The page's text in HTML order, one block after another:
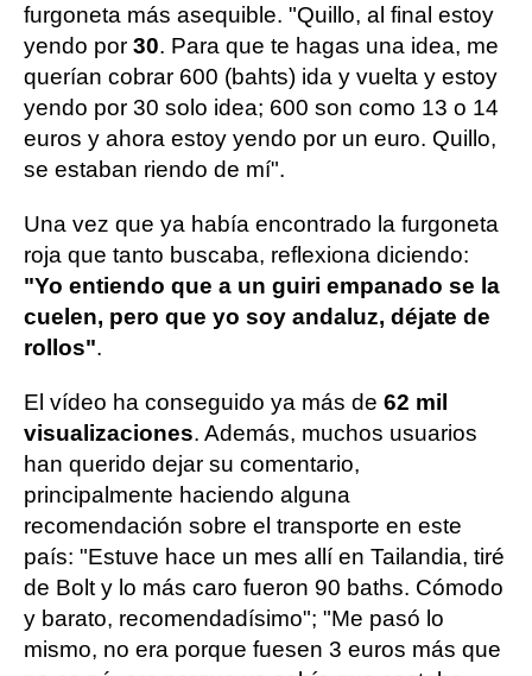
furgoneta más asequible. "Quillo, al final estoy
yendo por 30. Para que te hagas una idea, me
querían cobrar 600 (bahts) ida y vuelta y estoy
yendo por 30 solo idea; 600 son como 13 o 14
euros y ahora estoy yendo por un euro. Quillo,
se estaban riendo de mí".
Una vez que ya había encontrado la furgoneta
roja que tanto buscaba, reflexiona diciendo:
"Yo entiendo que a un guiri empanado se la
cuelen, pero que yo soy andaluz, déjate de
rollos".
El vídeo ha conseguido ya más de 62 mil
visualizaciones. Además, muchos usuarios
han querido dejar su comentario,
principalmente haciendo alguna
recomendación sobre el transporte en este
país: "Estuve hace un mes allí en Tailandia, tiré
de Bolt y lo más caro fueron 90 baths. Cómodo
y barato, recomendadísimo"; "Me pasó lo
mismo, no era porque fuesen 3 euros más que